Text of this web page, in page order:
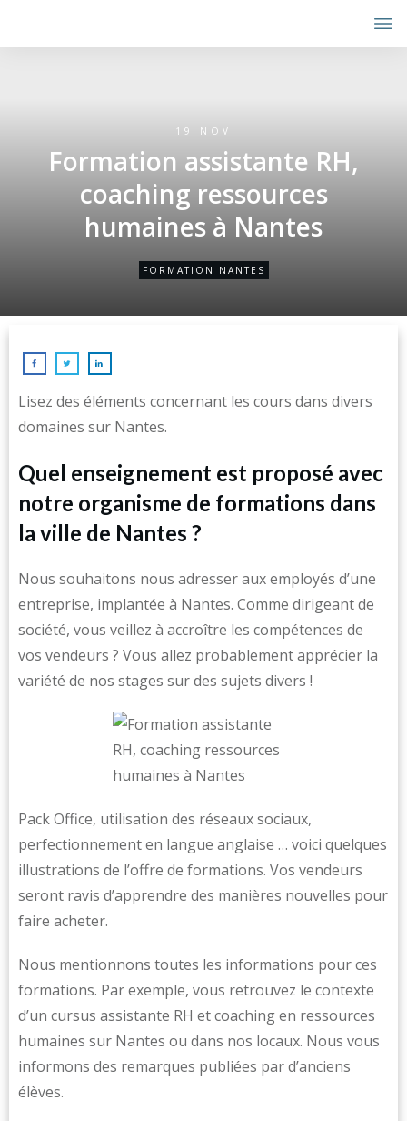
19 NOV
Formation assistante RH,
coaching ressources
humaines à Nantes
FORMATION NANTES
Lisez des éléments concernant les cours dans divers
domaines sur Nantes.
Quel enseignement est proposé avec
notre organisme de formations dans
la ville de Nantes ?
Nous souhaitons nous adresser aux employés d’une
entreprise, implantée à Nantes. Comme dirigeant de
société, vous veillez à accroître les compétences de
vos vendeurs ? Vous allez probablement apprécier la
variété de nos stages sur des sujets divers !
Pack Office, utilisation des réseaux sociaux,
perfectionnement en langue anglaise … voici quelques
illustrations de l’offre de formations. Vos vendeurs
seront ravis d’apprendre des manières nouvelles pour
faire acheter.
Nous mentionnons toutes les informations pour ces
formations. Par exemple, vous retrouvez le contexte
d’un cursus assistante RH et coaching en ressources
humaines sur Nantes ou dans nos locaux. Nous vous
informons des remarques publiées par d’anciens
élèves.